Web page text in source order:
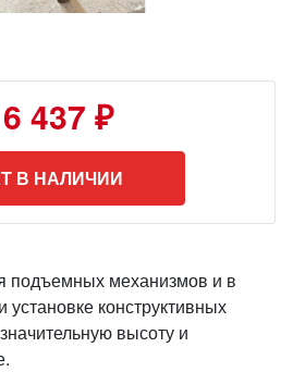
437 ₽
В НАЛИЧИИ
подъемных механизмов и в
установке конструктивных
высоту и